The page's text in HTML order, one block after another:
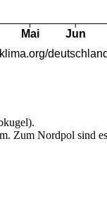
Zum Nordpol sind